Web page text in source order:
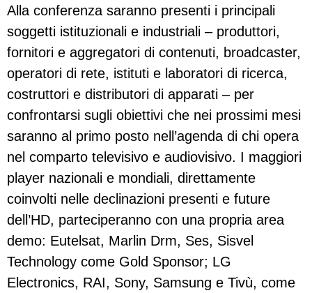
Alla conferenza saranno presenti i principali
soggetti istituzionali e industriali – produttori,
fornitori e aggregatori di contenuti, broadcaster,
operatori di rete, istituti e laboratori di ricerca,
costruttori e distributori di apparati – per
confrontarsi sugli obiettivi che nei prossimi mesi
saranno al primo posto nell’agenda di chi opera
nel comparto televisivo e audiovisivo. I maggiori
player nazionali e mondiali, direttamente
coinvolti nelle declinazioni presenti e future
dell’HD, parteciperanno con una propria area
demo: Eutelsat, Marlin Drm, Ses, Sisvel
Technology come Gold Sponsor; LG
Electronics, RAI, Sony, Samsung e Tivù, come